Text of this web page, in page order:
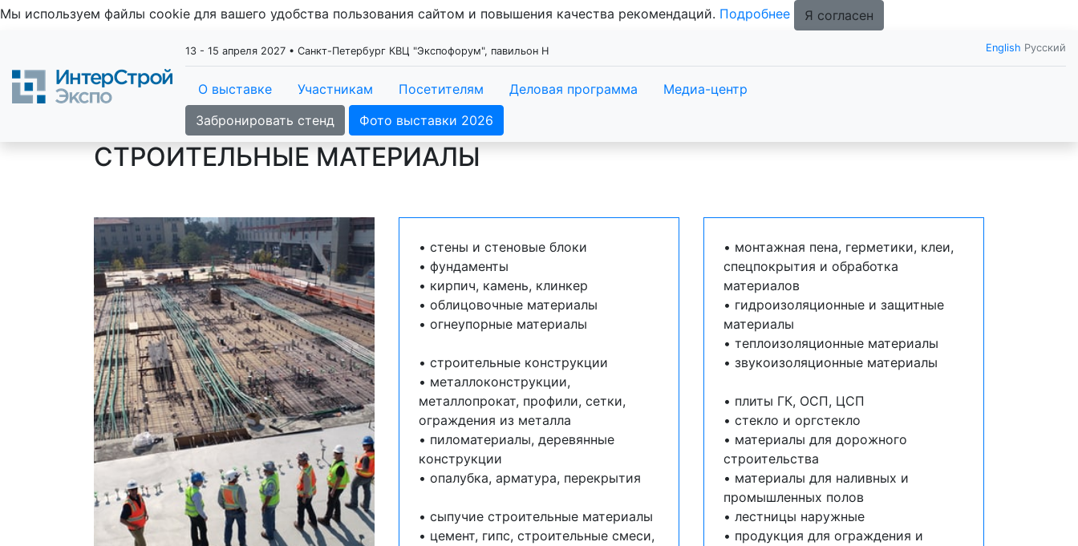
Мы используем файлы cookie для вашего удобства пользования сайтом и повышения качества рекомендаций. Подробнее Я согласен
13 - 15 апреля 2027 • Санкт-Петербург КВЦ "Экспофорум", павильон Н English Русский
О выставке Участникам Посетителям Деловая программа
Медиа-центр
Забронировать стенд
Фото выставки 2026
СТРОИТЕЛЬНЫЕ МАТЕРИАЛЫ
• стены и стеновые блоки
• фундаменты
• кирпич, камень, клинкер
• облицовочные материалы
• огнеупорные материалы
• строительные конструкции
• металлоконструкции,
металлопрокат, профили, сетки,
ограждения из металла
• пиломатериалы, деревянные
конструкции
• опалубка, арматура, перекрытия
• сыпучие строительные материалы
• цемент, гипс, строительные смеси,
• монтажная пена, герметики, клеи,
спецпокрытия и обработка
материалов
• гидроизоляционные и защитные
материалы
• теплоизоляционные материалы
• звукоизоляционные материалы
• плиты ГК, ОСП, ЦСП
• стекло и оргстекло
• материалы для дорожного
строительства
• материалы для наливных и
промышленных полов
• лестницы наружные
• продукция для ограждения и